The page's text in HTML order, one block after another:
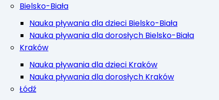
Bielsko-Biała
Nauka pływania dla dzieci Bielsko-Biała
Nauka pływania dla dorosłych Bielsko-Biała
Kraków
Nauka pływania dla dzieci Kraków
Nauka pływania dla dorosłych Kraków
Łódź